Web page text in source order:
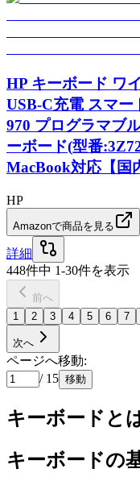
HP キーボード ワ
USB-C充電 スマー
970 プログラマブ
ーボード(型番
MacBook対応【国
HP
Amazonで商品を見る
詳細
448件中 1-30件を表示
前へ
1
2 3 4 5 6 7
次へ
ページへ移動:
/ 15 移動
キーボードと
キーボードの